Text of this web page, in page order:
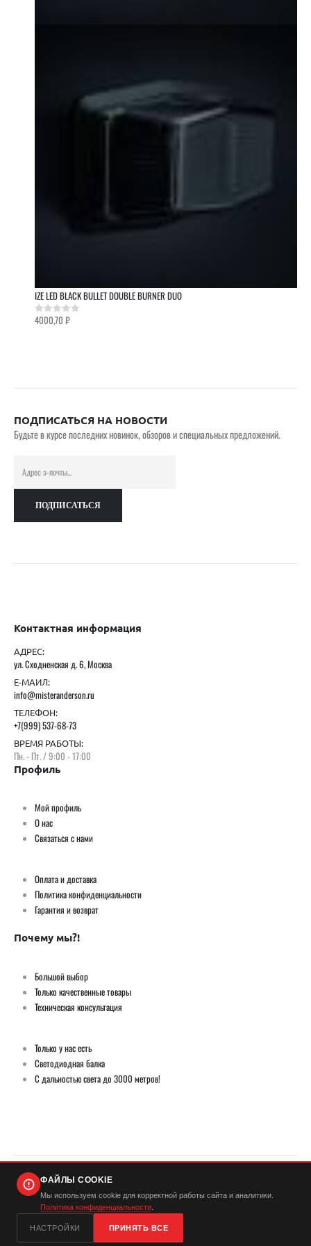
IZE LED BLACK BULLET DOUBLE BURNER DUO
0out of 5
4000,70 ₽
ПОДПИСАТЬСЯ НА НОВОСТИ
Будьте в курсе последних новинок, обзоров и специальных предложений.
Контактная информация
АДРЕС:
ул. Сходненская д. 6, Москва
Е-МАИЛ:
info@misteranderson.ru
ТЕЛЕФОН:
+7(999) 537-68-73
ВРЕМЯ РАБОТЫ:
Пн. - Пт. / 9:00 - 17:00
Профиль
Мой профиль
О нас
Связаться с нами
Оплата и доставка
Политика конфиденциальности
Гарантия и возврат
Почему мы?!
Большой выбор
Только качественные товары
Техническая консультация
Только у нас есть
Светодиодная балка
С дальностью света до 3000 метров!
© Демич ИП (ИНН 501724446420) / Мистер Андерсон 2026. Все права защищены
...
ФАЙЛЫ COOKIE
Мы используем cookie для корректной работы сайта и аналитики.
Политика конфиденциальности
НАСТРОЙКИ ПРИНЯТЬ ВСЕ